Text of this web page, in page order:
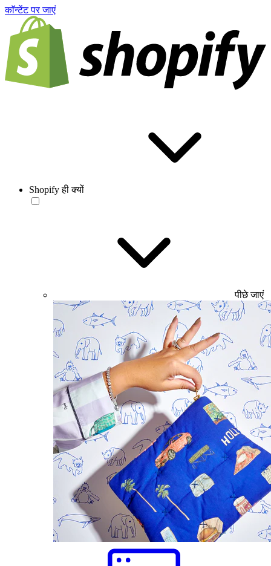
काॅन्टेंट पर जाएं
Shopify ही क्यों
पीछे जाएं